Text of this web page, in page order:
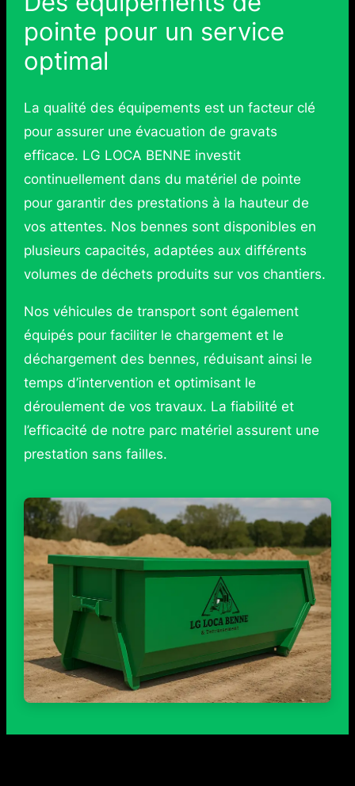
pointe pour un service
optimal
La qualité des équipements est un facteur clé
pour assurer une évacuation de gravats
efficace. LG LOCA BENNE investit
continuellement dans du matériel de pointe
pour garantir des prestations à la hauteur de
vos attentes. Nos bennes sont disponibles en
plusieurs capacités, adaptées aux différents
volumes de déchets produits sur vos chantiers.
Nos véhicules de transport sont également
équipés pour faciliter le chargement et le
déchargement des bennes, réduisant ainsi le
temps d’intervention et optimisant le
déroulement de vos travaux. La fiabilité et
l’efficacité de notre parc matériel assurent une
prestation sans failles.